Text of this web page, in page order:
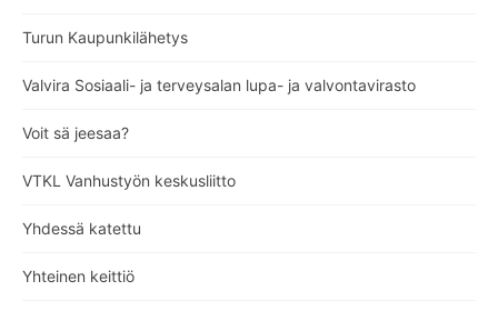
Turun Kaupunkilähetys
Valvira Sosiaali- ja terveysalan lupa- ja valvontavirasto
Voit sä jeesaa?
VTKL Vanhustyön keskusliitto
Yhdessä katettu
Yhteinen keittiö